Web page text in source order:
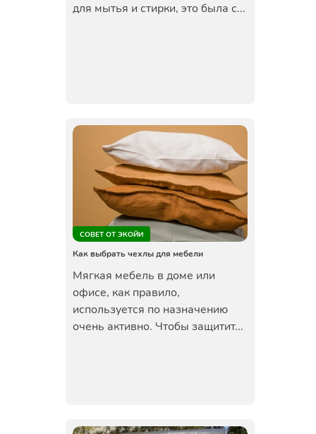
для мытья и стирки, это была с...
СОВЕТ ОТ ЭКОЙИ
Как выбрать чехлы для мебели
Мягкая мебель в доме или
офисе, как правило,
используется по назначению
очень активно. Чтобы защитит...